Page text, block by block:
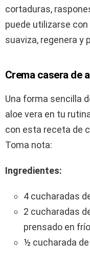
cortaduras,
puede utilizarse
suaviza, regenera y
Crema casera de
Una forma sencilla
aloe vera en tu
con esta receta de
Toma nota:
Ingredientes:
4 cucharadas
2 cucharadas
prensado en frío
½ cucharada